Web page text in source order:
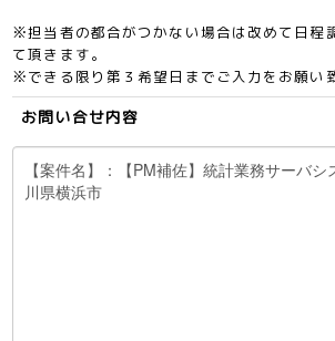
※担当者の都合がつかない場合は改めて日程
て頂きます。
※できる限り第３希望日までご入力をお願い
お問い合せ内容